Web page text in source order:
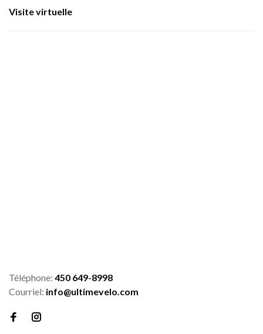
Visite virtuelle
Téléphone: 450 649-8998
Courriel: info@ultimevelo.com